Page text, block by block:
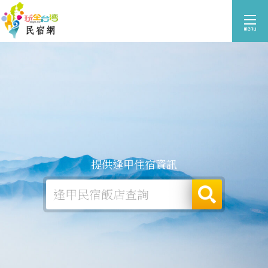
提供逢甲住宿資訊